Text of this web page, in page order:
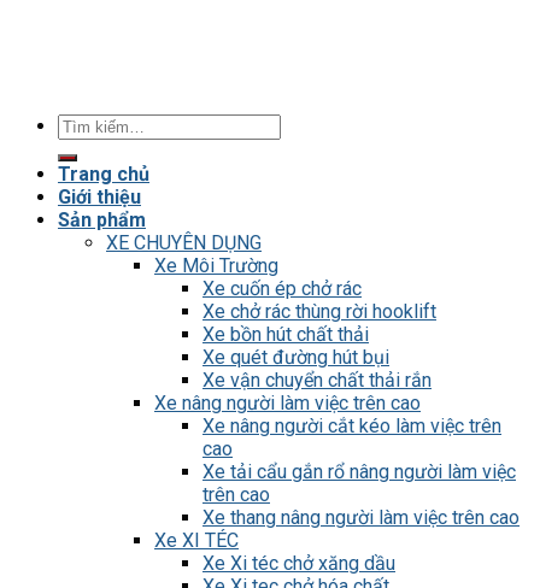
Tìm
Trang chủ
Giới thiệu
Sản phẩm
XE CHUYÊN DỤNG
Xe Môi Trường
Xe cuốn ép chở rác
Xe chở rác thùng rời hooklift
Xe bồn hút chất thải
Xe quét đường hút bụi
Xe vận chuyển chất thải rắn
Xe nâng người làm việc trên cao
Xe nâng người cắt kéo làm việc trên
cao
Xe tải cẩu gắn rổ nâng người làm việc
trên cao
Xe thang nâng người làm việc trên cao
Xe XI TÉC
Xe Xi téc chở xăng dầu